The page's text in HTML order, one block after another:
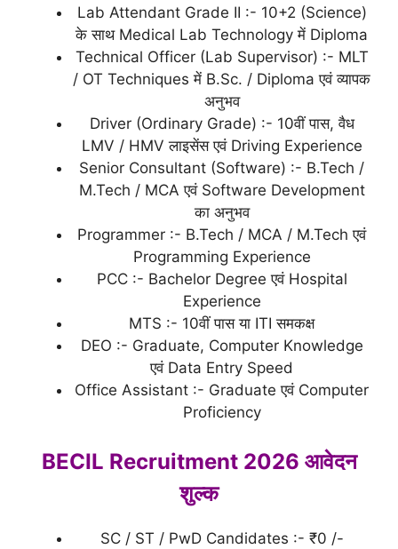
Lab Attendant Grade II :- 10+2 (Science)
के साथ Medical Lab Technology में Diploma
Technical Officer (Lab Supervisor) :- MLT
/ OT Techniques में B.Sc. / Diploma एवं व्यापक
अनुभव
Driver (Ordinary Grade) :- 10वीं पास, वैध
LMV / HMV लाइसेंस एवं Driving Experience
Senior Consultant (Software) :- B.Tech /
M.Tech / MCA एवं Software Development
का अनुभव
Programmer :- B.Tech / MCA / M.Tech एवं
Programming Experience
PCC :- Bachelor Degree एवं Hospital
Experience
MTS :- 10वीं पास या ITI समकक्ष
DEO :- Graduate, Computer Knowledge
एवं Data Entry Speed
Office Assistant :- Graduate एवं Computer
Proficiency
BECIL Recruitment 2026 आवेदन
शुल्क
SC / ST / PwD Candidates :- ₹0 /-